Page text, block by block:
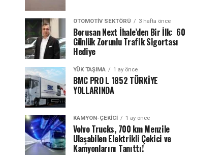
OTOMOTIV SEKTÖRÜ 3 hafta önce
Borusan Next İhale’den Bir İlk: 60
Günlük Zorunlu Trafik Sigortası
Hediye
YÜK TAŞIMA 1 ay önce
BMC PRO L 1852 TÜRKİYE
YOLLARINDA
KAMYON-ÇEKICI 1 ay önce
Volvo Trucks, 700 km Menzile
Ulaşabilen Elektrikli Çekici ve
Kamyonlarını Tanıttı!